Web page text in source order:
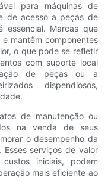
para máquinas de
de acesso a peças de
essencial. Marcas que
mantêm componentes
o que pode se refletir
com suporte local
de peças ou a
dispendiosos,
de manutenção ou
na venda de seus
o desempenho da
serviços de valor
iniciais, podem
mais eficiente ao